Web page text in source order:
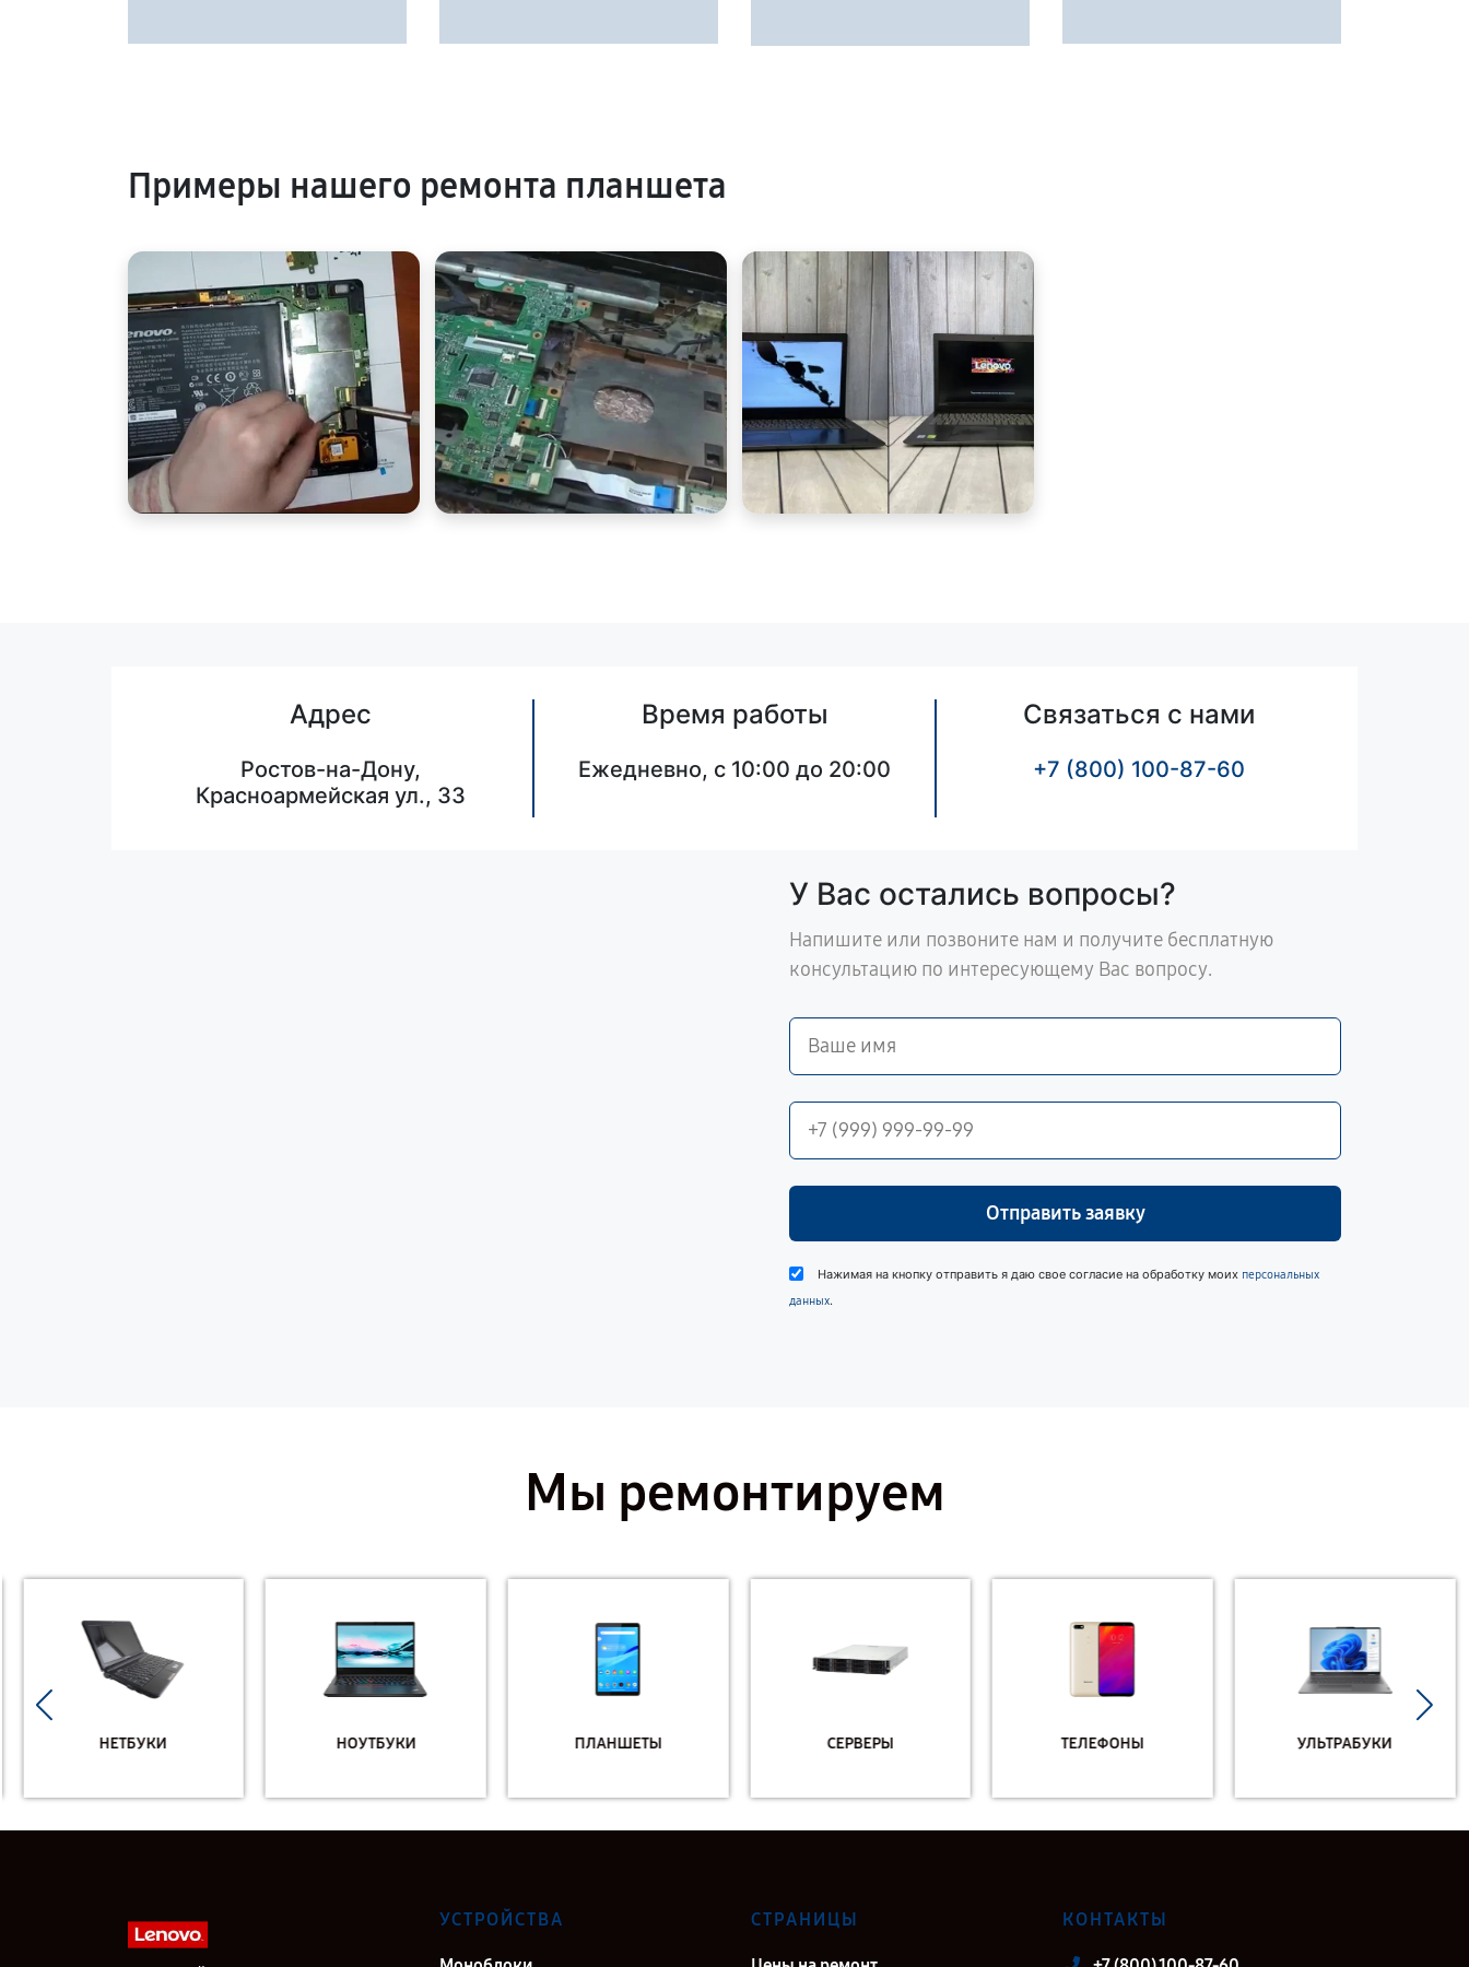
Примеры нашего ремонта планшета
Адрес
Ростов-на-Дону,
Красноармейская ул., 33
Время работы
Ежедневно, с 10:00 до 20:00
Связаться с нами
+7 (800) 100-87-60
У Вас остались вопросы?
Напишите или позвоните нам и получите бесплатную
консультацию по интересующему Вас вопросу.
Отправить заявку
Нажимая на кнопку отправить я даю свое согласие на обработку моих персональных
данных.
Мы ремонтируем
НЕТБУКИ НОУТБУКИ ПЛАНШЕТЫ СЕРВЕРЫ ТЕЛЕФОНЫ УЛЬТРАБУКИ
УСТРОЙСТВА СТРАНИЦЫ КОНТАКТЫ